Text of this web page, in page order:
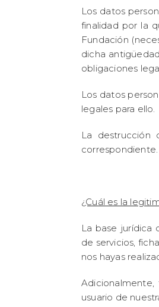
Los datos
finalidad por la
Fundación
dicha
obligaciones
Los datos
legales para ello.
La destrucción
correspondiente.
¿Cuál es la
La base jurídica
de servicios,
nos hayas
usuario de